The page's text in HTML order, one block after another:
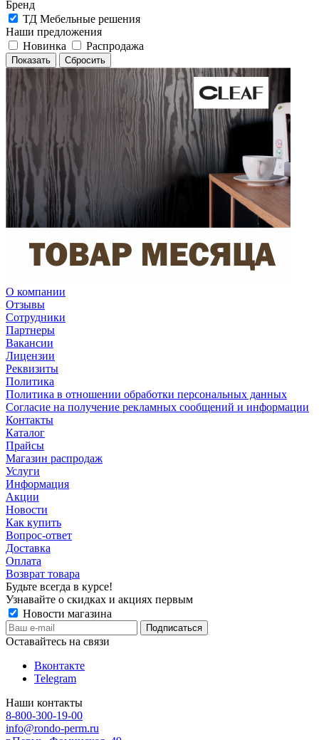
Бренд
ТД Мебельные решения
Наши предложения
Новинка
Распродажа
Сбросить
О компании
Отзывы
Сотрудники
Партнеры
Вакансии
Лицензии
Реквизиты
Политика
Политика в отношении обработки персональных данных
Согласие на получение рекламных сообщений и информации
Контакты
Каталог
Прайсы
Магазин распродаж
Услуги
Информация
Акции
Новости
Как купить
Вопрос-ответ
Доставка
Оплата
Возврат товара
Будьте всегда в курсе!
Узнавайте о скидках и акциях первым
Новости магазина
Оставайтесь на связи
Вконтакте
Telegram
Наши контакты
8-800-300-19-00
info@rondo-perm.ru